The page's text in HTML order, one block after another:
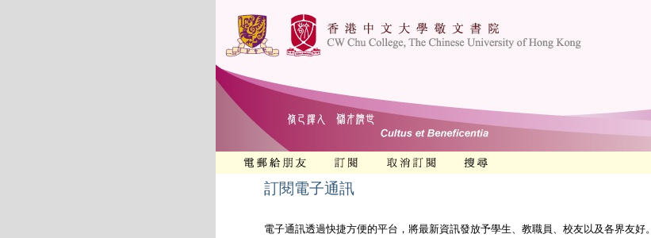
訂閱電子通訊
電子通訊透過快捷方便的平台，將最新資訊發放予學生、教職員、校友以及各界友好。